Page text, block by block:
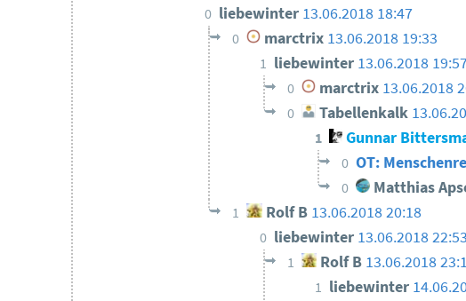
0 liebewinter 13.06.2018 18:47
0 marctrix 13.06.2018 19:33
1 liebewinter 13.06.2018
0 marctrix 13.06.2018
0 Tabellenkalk
1 Gunnar
0 OT:
0 Matthias
1 Rolf B 13.06.2018 20:18
0 liebewinter 13.06.2018 22:53
1 Rolf B 13.06.2018
1 liebewinter